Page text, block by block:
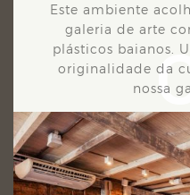
Este ambiente
galeria de arte
plásticos baianos.
originalidade da
nossa